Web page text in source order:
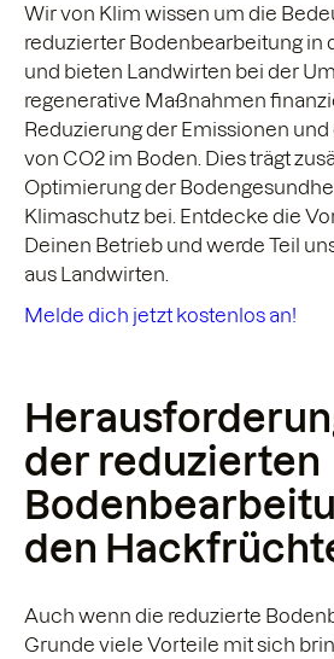
Wir von Klim wissen um die
reduzierter Bodenbearbeitung in
und bieten Landwirten bei der
regenerative Maßnahmen
Reduzierung der Emissionen
von CO2 im Boden. Dies trägt
Optimierung der
Klimaschutz bei. Entdecke die
Deinen Betrieb und werde Teil
aus Landwirten.
Melde dich jetzt kostenlos an!
der reduzierten
den
Auch wenn die reduzierte
Grunde viele Vorteile mit sich